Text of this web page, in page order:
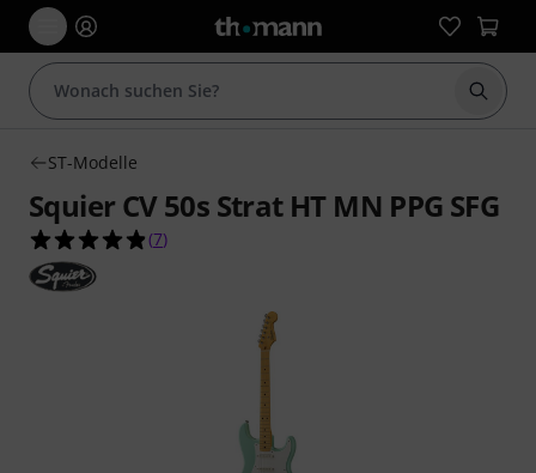
Suche
ST-Modelle
Squier CV 50s Strat HT MN PPG SFG
4.9 von 5 Sternen aus 7 Kundenbewertungen
(7)